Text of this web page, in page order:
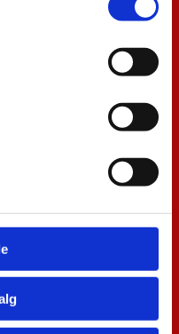
ta kontakt om
704